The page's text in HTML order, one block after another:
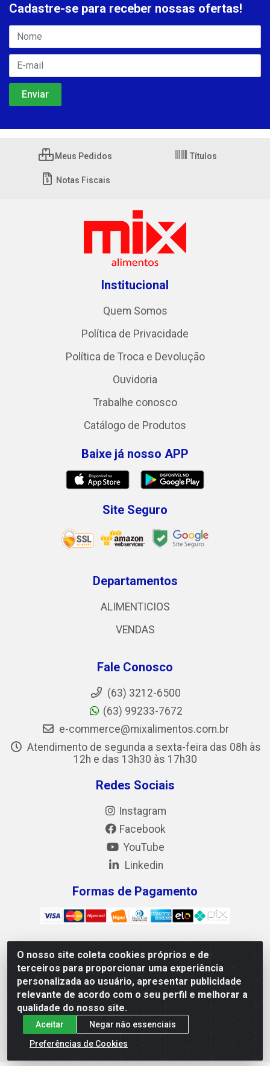
O nosso site coleta cookies próprios e de
terceiros para proporcionar uma experiência
personalizada ao usuário, apresentar publicidade
relevante de acordo com o seu perfil e melhorar a
qualidade do nosso site.
Aceitar
Negar não essenciais
Preferências de Cookies
Cadastre-se para receber nossas ofertas!
Meus Pedidos Títulos
Notas Fiscais
Institucional
Quem Somos
Política de Privacidade
Política de Troca e Devolução
Ouvidoria
Trabalhe conosco
Catálogo de Produtos
Baixe já nosso APP
Site Seguro
Departamentos
ALIMENTICIOS
VENDAS
Fale Conosco
(63) 3212-6500
(63) 99233-7672
e-commerce@mixalimentos.com.br
Atendimento de segunda a sexta-feira das 08h às
12h e das 13h30 às 17h30
Redes Sociais
Instagram
Facebook
YouTube
Linkedin
Formas de Pagamento
Mix Alimentos LTDA - Quadra Asr Ne 55 (412 Norte), Alameda
02, S/N - Plano Diretor Norte, Palmas/TO - CEP 77.006-540 -
CNPJ 05.922.500/0001-02